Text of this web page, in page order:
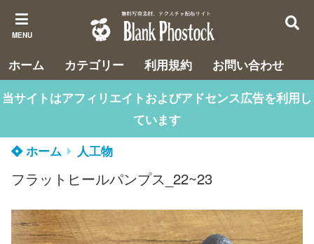
MENU
ホーム カテゴリー 利用規約
お問い合わせ
当サイトはアフィリエイトおよびアドセンス広告を利用し
ています
ホーム
人工物
フラットヒールパンプス_22~23